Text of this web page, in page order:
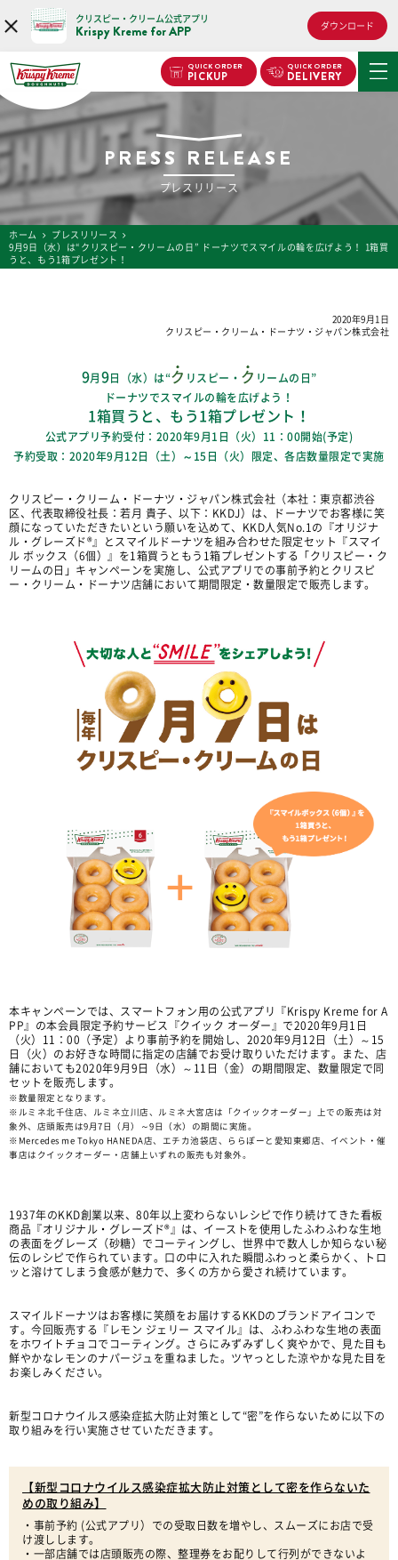
クリスピー・クリーム公式アプリ
Krispy Kreme for APP ダウンロード
QUICK ORDER
PICKUP
QUICK ORDER
DELIVERY
PRESS RELEASE
プレスリリース
ホーム
プレスリリース
9月9日（水）は“クリスピー・クリームの日” ドーナツでスマイルの輪を広げよう！ 1箱買
うと、もう1箱プレゼント！
2020年9月1日
クリスピー・クリーム・ドーナツ・ジャパン株式会社
9月 9 日（水）は“ク リスピー・ ク リームの日”
ドーナツでスマイルの輪を広げよう！
1箱買うと、もう1箱プレゼント！
公式アプリ予約受付：2020年9月1日（火）11：00開始(予定)
予約受取：2020年9月12日（土）～15日（火）限定、各店数量限定で実施
クリスピー・クリーム・ドーナツ・ジャパン株式会社（本社：東京都渋谷
区、代表取締役社長：若月 貴子、以下：KKDJ）は、ドーナツでお客様に笑
顔になっていただきたいという願いを込めて、KKD人気No.1の『オリジナ
ル・グレーズド®』とスマイルドーナツを組み合わせた限定セット『スマイ
ル ボックス（6個）』を1箱買うともう1箱プレゼントする「クリスピー・ク
リームの日」キャンペーンを実施し、公式アプリでの事前予約とクリスピ
ー・クリーム・ドーナツ店舗において期間限定・数量限定で販売します。
本キャンペーンでは、スマートフォン用の公式アプリ『Krispy Kreme for A
PP』の本会員限定予約サービス『クイック オーダー』で2020年9月1日
（火）11：00（予定）より事前予約を開始し、2020年9月12日（土）～15
日（火）のお好きな時間に指定の店舗でお受け取りいただけます。また、店
舗においても2020年9月9日（水）～11日（金）の期間限定、数量限定で同
セットを販売します。
※数量限定となります。
※ルミネ北千住店、ルミネ立川店、ルミネ大宮店は「クイックオーダー」上での販売は対
象外、店頭販売は9月7日（月）～9日（水）の期間に実施。
※Mercedes me Tokyo HANEDA店、エチカ池袋店、ららぽーと愛知東郷店、イベント・催
事店はクイックオーダー・店舗上いずれの販売も対象外。
1937年のKKD創業以来、80年以上変わらないレシピで作り続けてきた看板
商品『オリジナル・グレーズド®』は、イーストを使用したふわふわな生地
の表面をグレーズ（砂糖）でコーティングし、世界中で数人しか知らない秘
伝のレシピで作られています。口の中に入れた瞬間ふわっと柔らかく、トロ
ッと溶けてしまう食感が魅力で、多くの方から愛され続けています。
スマイルドーナツはお客様に笑顔をお届けするKKDのブランドアイコンで
す。今回販売する『レモン ジェリー スマイル』は、ふわふわな生地の表面
をホワイトチョコでコーティング。さらにみずみずしく爽やかで、見た目も
鮮やかなレモンのナパージュを重ねました。ツヤっとした涼やかな見た目を
お楽しみください。
新型コロナウイルス感染症拡大防止対策として“密”を作らないために以下の
取り組みを行い実施させていただきます。
【新型コロナウイルス感染症拡大防止対策として密を作らないた
めの取り組み】
・事前予約 (公式アプリ）での受取日数を増やし、スムーズにお店で受
け渡しします。
・一部店舗では店頭販売の際、整理券をお配りして行列ができないよ